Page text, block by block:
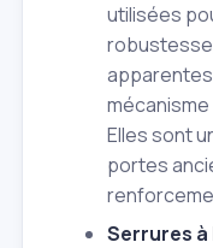
utilisées
Elles sont
portes
Serrures à